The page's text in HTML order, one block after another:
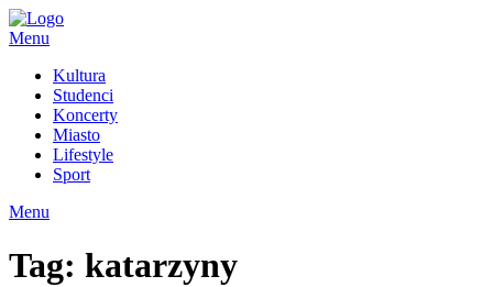
Skip
to
Menu
Kultura
Studenci
Koncerty
Miasto
Lifestyle
Sport
Menu
Tag: katarzyny